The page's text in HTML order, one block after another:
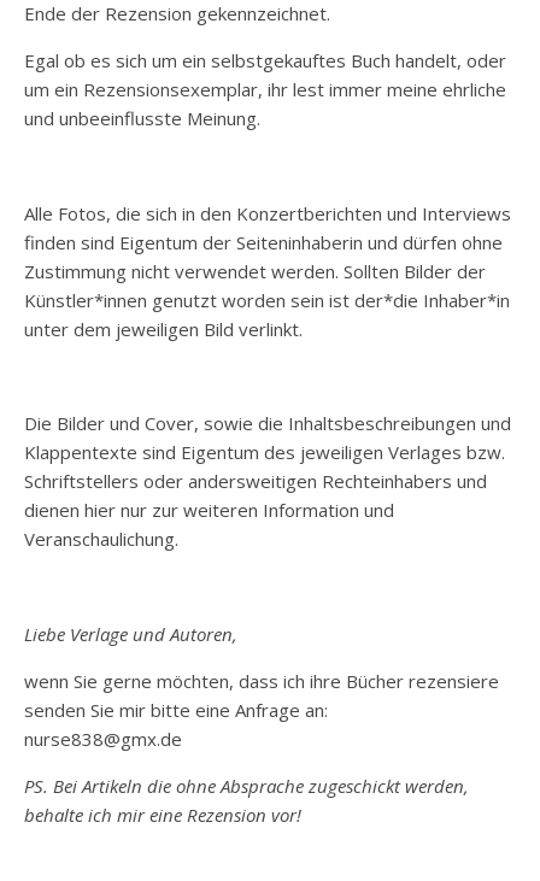
Ende der Rezension gekennzeichnet.
Egal ob es sich um ein selbstgekauftes Buch handelt, oder
um ein Rezensionsexemplar, ihr lest immer meine ehrliche
und unbeeinflusste Meinung.
Alle Fotos, die sich in den Konzertberichten und Interviews
finden sind Eigentum der Seiteninhaberin und dürfen ohne
Zustimmung nicht verwendet werden. Sollten Bilder der
Künstler*innen genutzt worden sein ist der*die Inhaber*in
unter dem jeweiligen Bild verlinkt.
Die Bilder und Cover, sowie die Inhaltsbeschreibungen und
Klappentexte sind Eigentum des jeweiligen Verlages bzw.
Schriftstellers oder andersweitigen Rechteinhabers und
dienen hier nur zur weiteren Information und
Veranschaulichung.
Liebe Verlage und Autoren,
wenn Sie gerne möchten, dass ich ihre Bücher rezensiere
senden Sie mir bitte eine Anfrage an:
nurse838@gmx.de
PS. Bei Artikeln die ohne Absprache zugeschickt werden,
behalte ich mir eine Rezension vor!